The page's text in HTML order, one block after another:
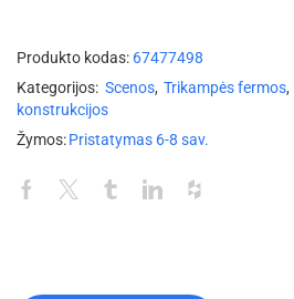
Produkto kodas: 67477498
Kategorijos: Scenos, Trikampės fermos,
konstrukcijos
Žymos:Pristatymas 6-8 sav.